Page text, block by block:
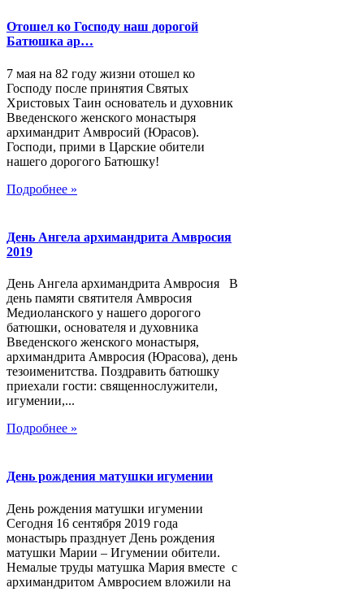
Отошел ко Господу наш дорогой
Батюшка ар…
7 мая на 82 году жизни отошел ко
Господу после принятия Святых
Христовых Таин основатель и духовник
Введенского женского монастыря
архимандрит Амвросий (Юрасов).
Господи, прими в Царские обители
нашего дорогого Батюшку!
Подробнее »
День Ангела архимандрита Амвросия
2019
День Ангела архимандрита Амвросия В
день памяти святителя Амвросия
Медиоланского у нашего дорогого
батюшки, основателя и духовника
Введенского женского монастыря,
архимандрита Амвросия (Юрасова), день
тезоименитства. Поздравить батюшку
приехали гости: священнослужители,
игумении,...
Подробнее »
День рождения матушки игумении
День рождения матушки игумении
Сегодня 16 сентября 2019 года
монастырь празднует День рождения
матушки Марии – Игумении обители.
Немалые труды матушка Мария вместе с
архимандритом Амвросием вложили на